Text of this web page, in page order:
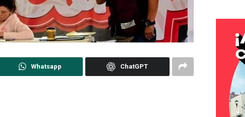
Whatsapp ChatGPT